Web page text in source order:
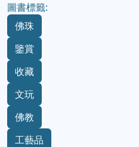
圖書標籤:
佛珠
鑒賞
收藏
文玩
佛教
工藝品